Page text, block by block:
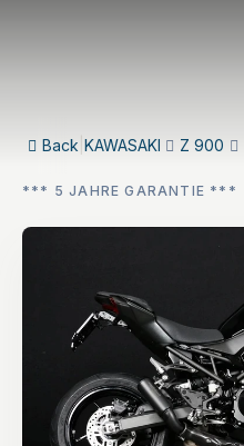
Back KAWASAKI Z 900
*** 5 JAHRE GARANTIE ***